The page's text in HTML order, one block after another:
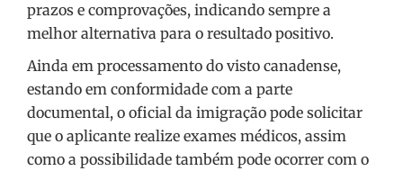
prazos e comprovações, indicando sempre a
melhor alternativa para o resultado positivo.
Ainda em processamento do visto canadense,
estando em conformidade com a parte
documental, o oficial da imigração pode solicitar
que o aplicante realize exames médicos, assim
como a possibilidade também pode ocorrer com o